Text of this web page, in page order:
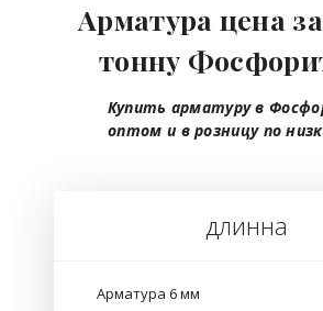
Арматура цена
тонну
Купить арматуру в
оптом и в розницу по
длинна
Арматура 6 мм